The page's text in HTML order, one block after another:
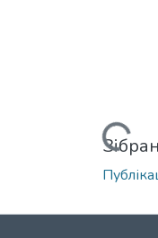
Вантажиться...